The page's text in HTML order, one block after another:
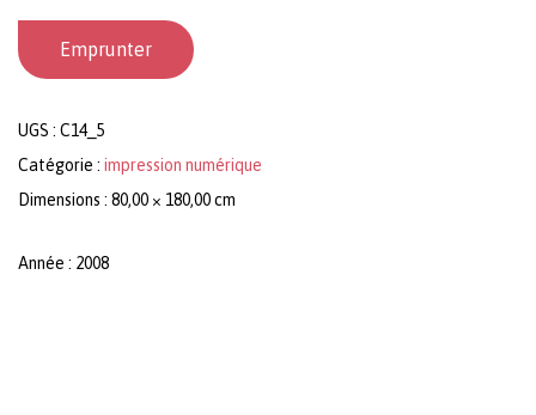
Emprunter
UGS : C14_5
Catégorie : impression numérique
Dimensions : 80,00 × 180,00 cm
Année : 2008